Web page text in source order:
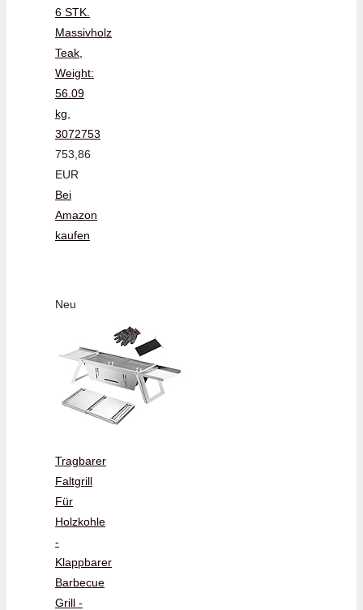
6 STK.
Massivholz
Teak,
Weight:
56.09
kg,
3072753
753,86
EUR
Bei
Amazon
kaufen
Neu
Tragbarer
Faltgrill
Für
Holzkohle
-
Klappbarer
Barbecue
Grill -